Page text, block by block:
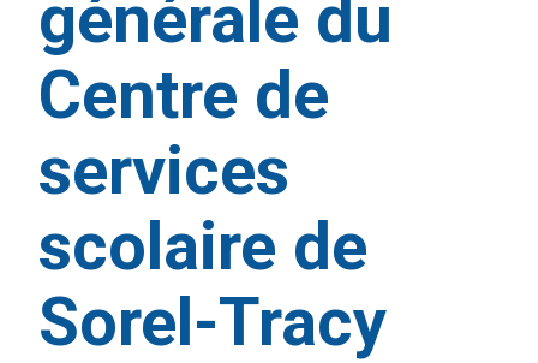
générale du
Centre de
services
scolaire de
Sorel-Tracy